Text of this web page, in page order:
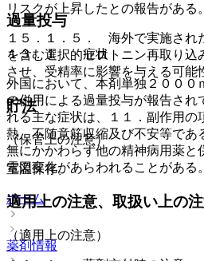
リスクが上昇したとの報告がある。
１５．１．５． 海外で実施され
を含む選択的セロトニン再取り
させ、受精率に影響を与える可能
貯法
（保管上の注意）
室温保存。
ホーム
薬剤情報
過量投与
１３．１． 症状
外国において、本剤単独２０００
の併用による過量投与が報告され
れる主な症状は、１１．副作用の
熱、不随意筋収縮及び不安等であ
無にかかわらず他の精神病用薬と
電図変化があらわれることがある。
適用上の注意、取扱い上の
（適用上の注意）